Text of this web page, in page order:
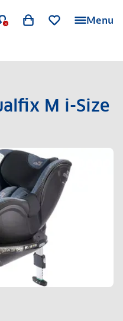
Menu
M i-Size